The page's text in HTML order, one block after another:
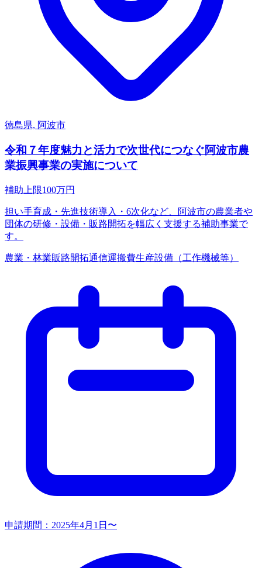
徳島県, 阿波市
令和７年度魅力と活力で次世代につなぐ阿波市農
業振興事業の実施について
補助上限100万円
担い手育成・先進技術導入・6次化など、阿波市の農業者や
団体の研修・設備・販路開拓を幅広く支援する補助事業で
す。
農業・林業販路開拓通信運搬費生産設備（工作機械等）
申請期間： 2025年4月1日〜